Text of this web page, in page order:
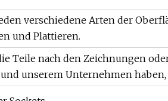
verschiedene Arten der
und Plattieren.
Teile nach den Zeichnungen
unserem Unternehmen